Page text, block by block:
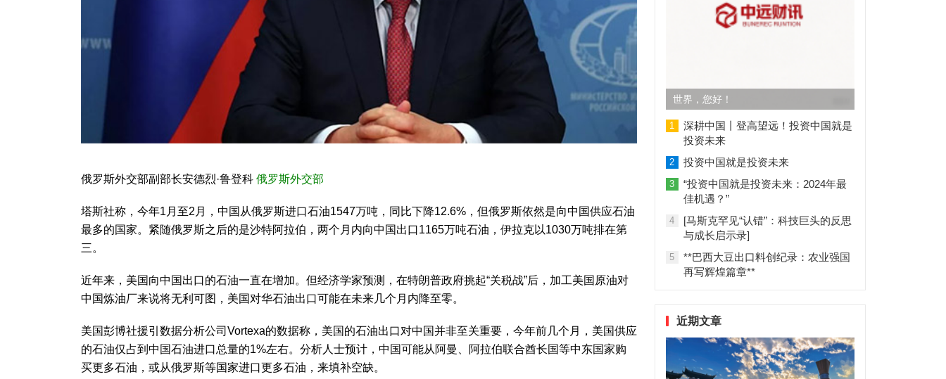
俄罗斯外交部副部长安德烈·鲁登科俄罗斯外交部
塔斯社称，今年1月至2月，中国从俄罗斯进口石油1547万吨，同比下降12.6%，但俄罗斯依然是向中国供应石油
最多的国家。紧随俄罗斯之后的是沙特阿拉伯，两个月内向中国出口1165万吨石油，伊拉克以1030万吨排在第
三。
近年来，美国向中国出口的石油一直在增加。但经济学家预测，在特朗普政府挑起“关税战”后，加工美国原油对
中国炼油厂来说将无利可图，美国对华石油出口可能在未来几个月内降至零。
美国彭博社援引数据分析公司Vortexa的数据称，美国的石油出口对中国并非至关重要，今年前几个月，美国供应
的石油仅占到中国石油进口总量的1%左右。分析人士预计，中国可能从阿曼、阿拉伯联合酋长国等中东国家购
买更多石油，或从俄罗斯等国家进口更多石油，来填补空缺。
世界，您好！
1
深耕中国丨登高望远！投资中国就是
投资未来
2 投资中国就是投资未来
3
“投资中国就是投资未来：2024年最
佳机遇？”
4
[马斯克罕见“认错”：科技巨头的反思
与成长启示录]
5
**巴西大豆出口料创纪录：农业强国
再写辉煌篇章**
近期文章